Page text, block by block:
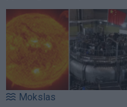
Mokslas